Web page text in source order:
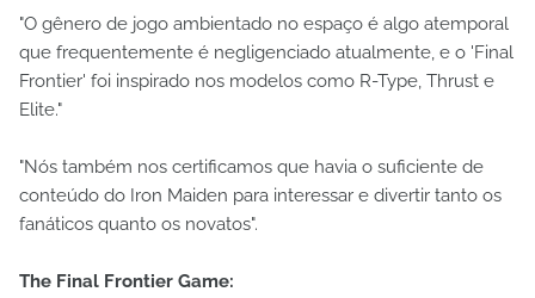
"O gênero de jogo ambientado no espaço é algo atemporal
que frequentemente é negligenciado atualmente, e o 'Final
Frontier' foi inspirado nos modelos como R-Type, Thrust e
Elite."
"Nós também nos certificamos que havia o suficiente de
conteúdo do Iron Maiden para interessar e divertir tanto os
fanáticos quanto os novatos".
The Final Frontier Game: